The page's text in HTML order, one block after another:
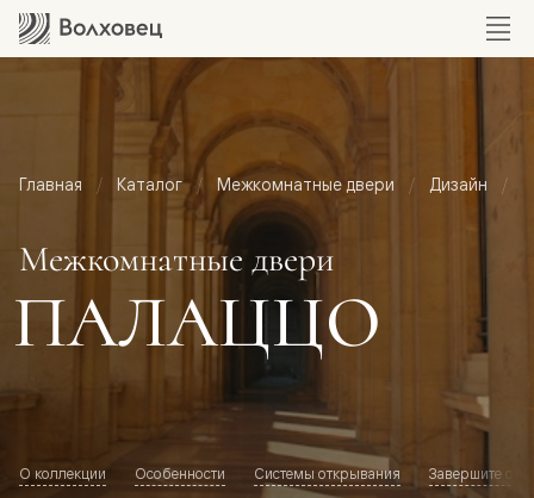
Главная Каталог Межкомнатные двери Дизайн
Межкомнатные двери
ПАЛАЦЦО
О коллекции Особенности Системы открывания Завершите